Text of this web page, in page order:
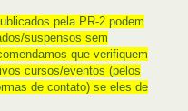
pela PR-2 podem
suspensos sem
que verifiquem
cursos/eventos (pelos
de contato) se eles de